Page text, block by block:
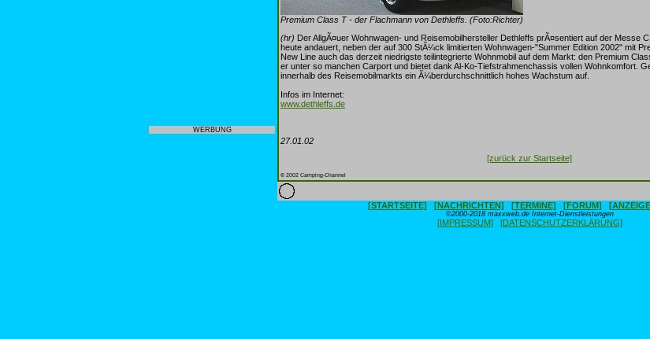
WERBUNG
Premium Class T - der Flachmann von Dethleffs. (Foto:Richter)
(hr) Der AllgÃ¤uer Wohnwagen- und Reisemobilhersteller Dethleffs prÃ¤sentiert auf der Messe
heute andauert, neben der auf 300 StÃ¼ck limitierten Wohnwagen-"Summer Edition 2002" mit
New Line auch das derzeit niedrigste teilintegrierte Wohnmobil auf dem Markt: den Premium
er unter so manchen Carport und bietet dank Al-Ko-Tiefstrahmenchassis vollen Wohnkomfort.
innerhalb des Reisemobilmarkts ein Ã¼berdurchschnittlich hohes Wachstum auf.
Infos im Internet:
www.dethleffs.de
27.01.02
[zurück zur Startseite]
© 2002 Camping-Channel
[STARTSEITE] [NACHRICHTEN] [TERMINE] [FORUM]
©2000-2018 maxxweb.de Internet-Dienstleistungen
[IMPRESSUM] [DATENSCHUTZERKLÄRUNG]